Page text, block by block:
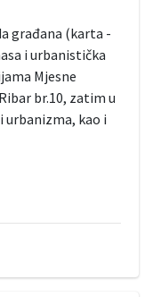
građana (karta -
i urbanistička
Mjesne
br.10, zatim u
kao i